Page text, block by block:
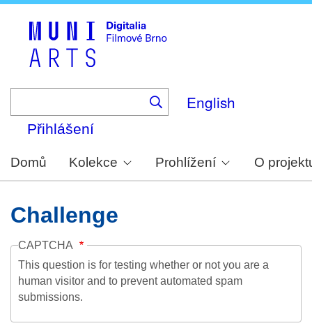
English
Přihlášení
Domů Kolekce Prohlížení O
Challenge
CAPTCHA
This question is for testing whether or not you are a
human visitor and to prevent automated spam
submissions.